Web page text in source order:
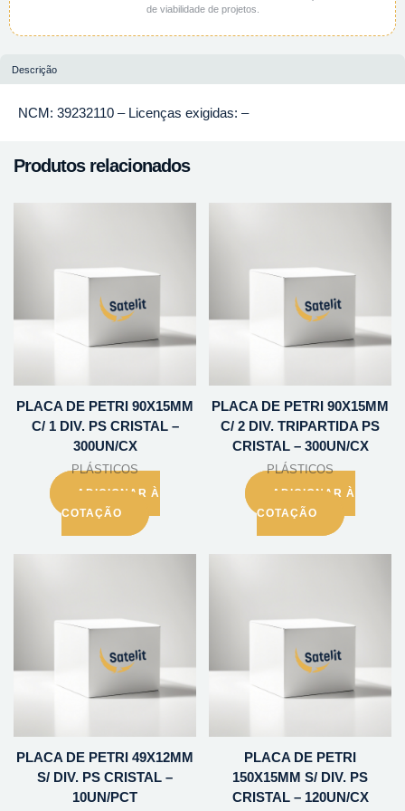
de viabilidade de projetos.
Descrição
NCM: 39232110 – Licenças exigidas: –
Produtos relacionados
PLACA DE PETRI 90X15MM
C/ 1 DIV. PS CRISTAL –
300UN/CX
PLÁSTICOS
ADICIONAR À
COTAÇÃO
PLACA DE PETRI 90X15MM
C/ 2 DIV. TRIPARTIDA PS
CRISTAL – 300UN/CX
PLÁSTICOS
ADICIONAR À
COTAÇÃO
PLACA DE PETRI 49X12MM
S/ DIV. PS CRISTAL –
10UN/PCT
PLACA DE PETRI
150X15MM S/ DIV. PS
CRISTAL – 120UN/CX